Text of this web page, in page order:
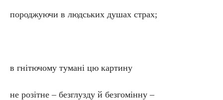
породжуючи в людських душах страх;
в гнітючому тумані цю картину
не розітне – безглузду й безгомінну –